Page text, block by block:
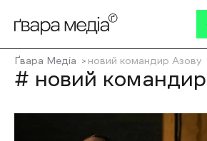
Ґвара Медіа новий командир Азову
# новий